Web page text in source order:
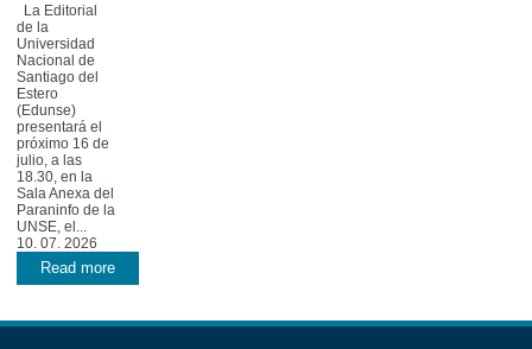
La Editorial
de la
Universidad
Nacional de
Santiago del
Estero
(Edunse)
presentará el
próximo 16 de
julio, a las
18.30, en la
Sala Anexa del
Paraninfo de la
UNSE, el...
10. 07. 2026
Read more